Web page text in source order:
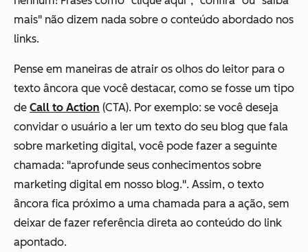
mais" não dizem nada sobre o conteúdo abordado nos
links.
Pense em maneiras de atrair os olhos do leitor para o
texto âncora que você destacar, como se fosse um tipo
de Call to Action (CTA). Por exemplo: se você deseja
convidar o usuário a ler um texto do seu blog que fala
sobre marketing digital, você pode fazer a seguinte
chamada: "aprofunde seus conhecimentos sobre
marketing digital em nosso blog.". Assim, o texto
âncora fica próximo a uma chamada para a ação, sem
deixar de fazer referência direta ao conteúdo do link
apontado.